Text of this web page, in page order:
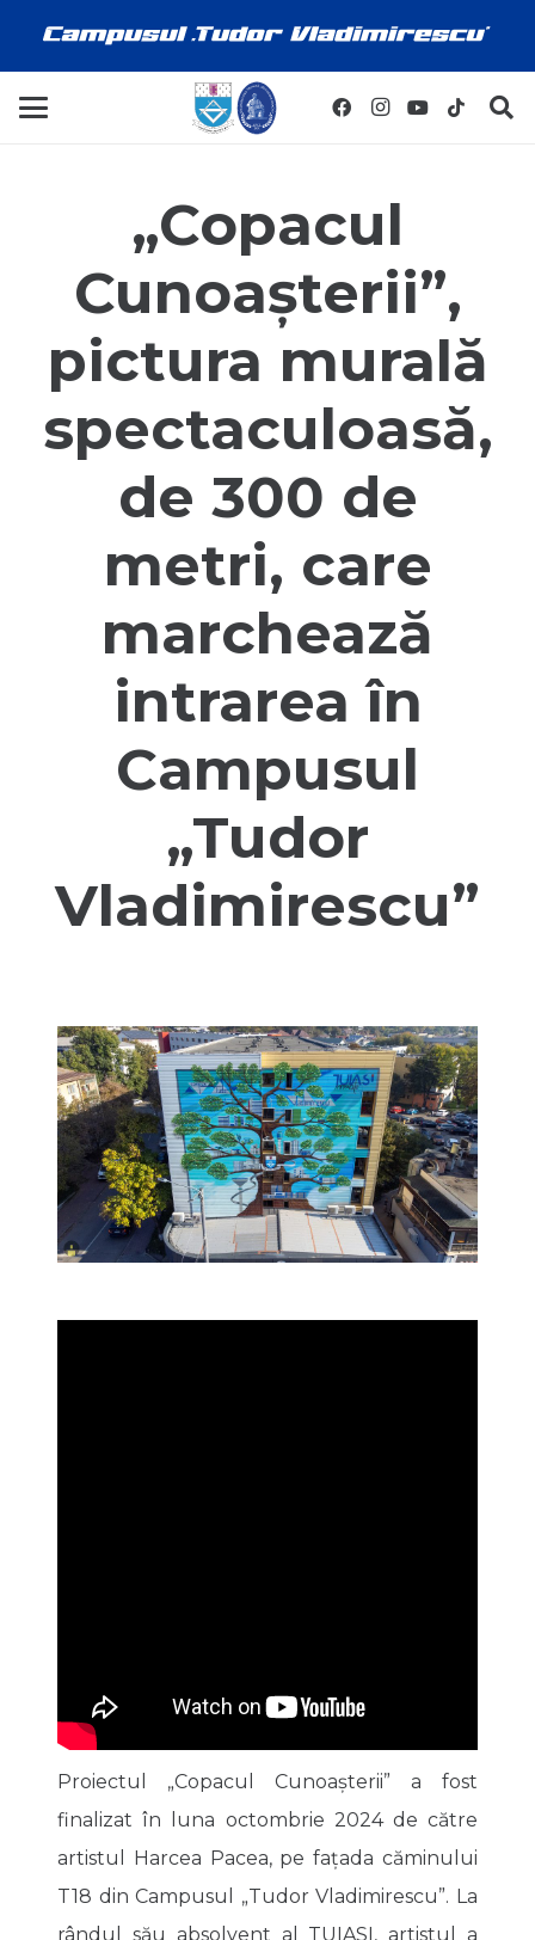
„Copacul
Cunoașterii”,
pictura murală
spectaculoasă,
de 300 de
metri, care
marchează
intrarea în
Campusul
„Tudor
Vladimirescu”
Proiectul „Copacul Cunoașterii” a fost
finalizat în luna octombrie 2024 de către
artistul Harcea Pacea, pe fațada căminului
T18 din Campusul „Tudor Vladimirescu”. La
rândul său absolvent al TUIASI, artistul a